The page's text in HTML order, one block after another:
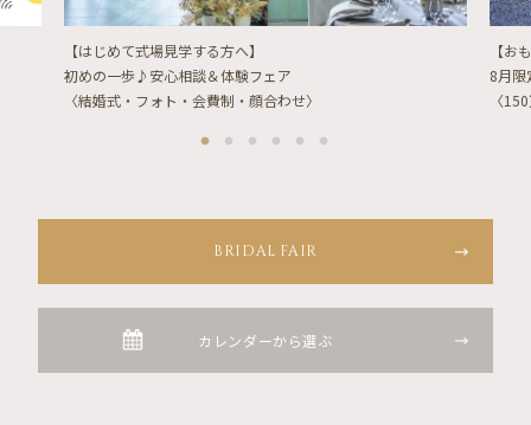
【はじめて式場見学する方へ】
初めの一歩♪安心相談＆体験フェア
〈結婚式・フォト・会費制・顔合わせ〉
【お
8月限
〈
BRIDAL FAIR
カレンダーから選ぶ